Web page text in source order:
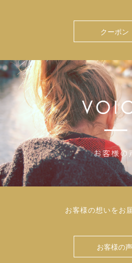
クーポン
お客様の想いをお
お客様の声